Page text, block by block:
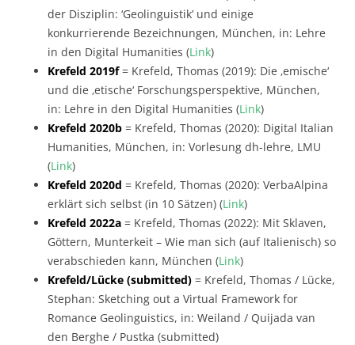
der Disziplin: ‘Geolinguistik’ und einige
konkurrierende Bezeichnungen, München, in: Lehre
in den Digital Humanities (Link)
Krefeld 2019f= Krefeld, Thomas (2019): Die ‚emische‘
und die ‚etische‘ Forschungsperspektive, München,
in: Lehre in den Digital Humanities (Link)
Krefeld 2020b = Krefeld, Thomas (2020): Digital Italian
Humanities, München, in: Vorlesung dh-lehre, LMU
(Link)
Krefeld 2020d = Krefeld, Thomas (2020): VerbaAlpina
erklärt sich selbst (in 10 Sätzen) (Link)
Krefeld 2022a = Krefeld, Thomas (2022): Mit Sklaven,
Göttern, Munterkeit – Wie man sich (auf Italienisch) so
verabschieden kann, München (Link)
Krefeld/Lücke (submitted) = Krefeld, Thomas / Lücke,
Stephan: Sketching out a Virtual Framework for
Romance Geolinguistics, in: Weiland / Quijada van
den Berghe / Pustka (submitted)